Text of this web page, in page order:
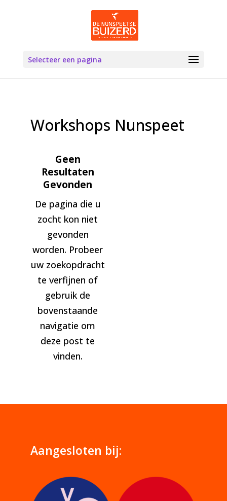
Selecteer een pagina
Workshops Nunspeet
Geen
Resultaten
Gevonden
De pagina die u
zocht kon niet
gevonden
worden. Probeer
uw zoekopdracht
te verfijnen of
gebruik de
bovenstaande
navigatie om
deze post te
vinden.
Aangesloten bij: